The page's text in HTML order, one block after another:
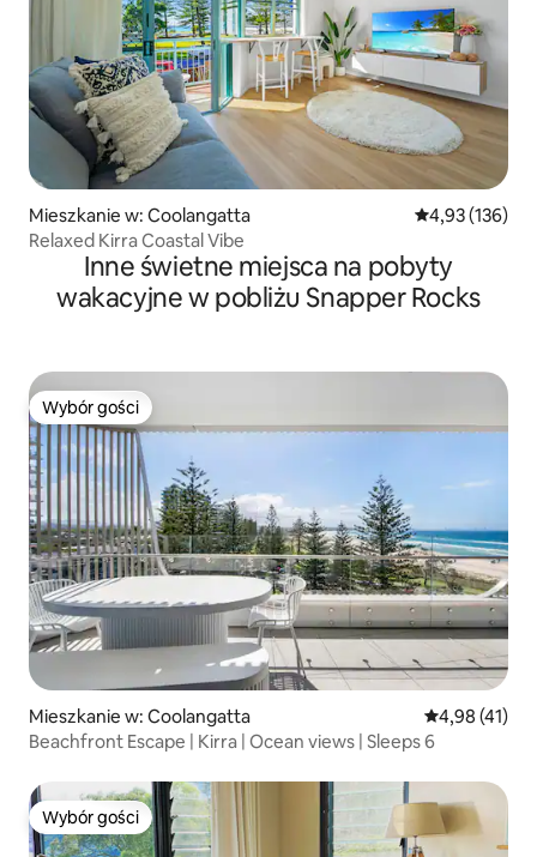
Mieszkanie w: Coolangatta Średnia
4,93 (136)
Relaxed Kirra Coastal Vibe
Inne świetne miejsca na pobyty
wakacyjne w pobliżu Snapper Rocks
Wybór gości
Wybór gości
Mieszkanie w: Coolangatta Średnia
4,98 (41)
Beachfront Escape | Kirra | Ocean views | Sleeps 6
Wybór gości
Wybór gości